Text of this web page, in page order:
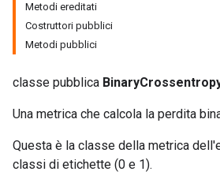
Metodi ereditati
Costruttori pubblici
Metodi pubblici
classe pubblica
Una metrica che calcola la perdita
Questa è la classe della metrica
classi di etichette (0 e 1).